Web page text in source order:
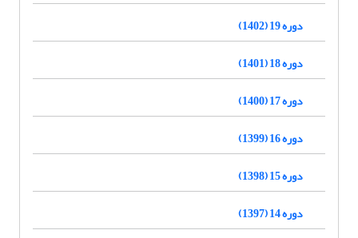
دوره 19 (1402)
دوره 18 (1401)
دوره 17 (1400)
دوره 16 (1399)
دوره 15 (1398)
دوره 14 (1397)